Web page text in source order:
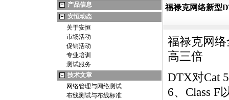
产品信息
安恒动态
关于安恒
市场活动
促销活动
专业培训
测试服务
技术文章
网络管理与网络测试
布线测试与布线标准
福禄克网络新型
福禄克网
高三倍
DTX对Cat
6、Class F